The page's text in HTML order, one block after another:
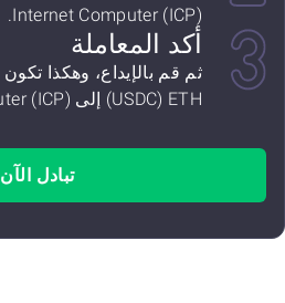
Internet Computer (ICP).
أكد المعاملة
(USDC) ETH إلى Internet Computer (ICP)!
تبادل الآن